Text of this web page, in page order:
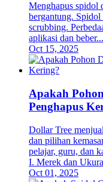
Menghapus spidol
bergantung. Spidol
scrubbing.
aplikasi dan beber...
Oct 15, 2025
Apakah
Penghapus
Dollar Tree
dan pilihan
pelajar, guru, dan
I. Merek dan
Oct 01, 2025